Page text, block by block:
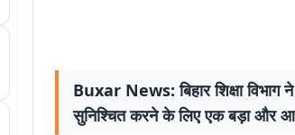
Buxar News: बिहार शिक्षा विभाग
सुनिश्चित करने के लिए एक बड़ा और